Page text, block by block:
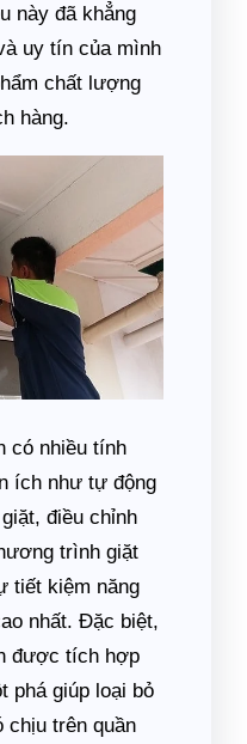
này đã khẳng
uy tín của mình
chất lượng
hàng.
có nhiều tính
ích như tự động
điều chỉnh
trình giặt
tiết kiệm năng
nhất. Đặc biệt,
được tích hợp
phá giúp loại bỏ
chịu trên quần